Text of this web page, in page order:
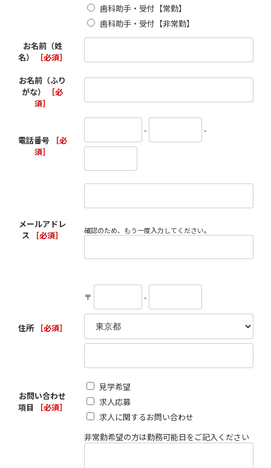
歯科助手・受付【常勤】
歯科助手・受付【非常勤】
お名前（姓
名）
［必須］
お名前（ふり
がな）
［必
須］
電話番号
［必
須］
- -
メールアドレ
ス
［必須］ 確認のため、もう一度入力してください。
住所 ［必須］
〒 -
お問い合わせ
項目
［必須］
見学希望
求人応募
求人に関するお問い合わせ
非常勤希望の方は勤務可能日をご記入ください